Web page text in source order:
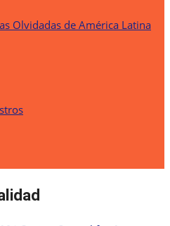
Olvidadas de América Latina